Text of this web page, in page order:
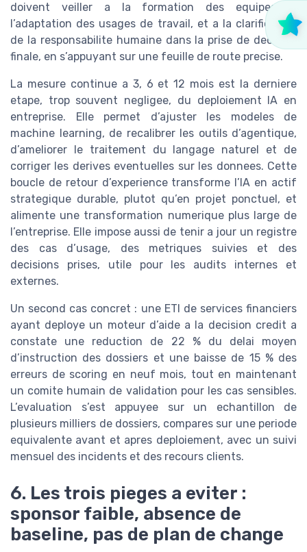
doivent veiller a la formation des equipes, a
l’adaptation des usages de travail, et a la clarification
de la responsabilite humaine dans la prise de decision
finale, en s’appuyant sur une feuille de route precise.
La mesure continue a 3, 6 et 12 mois est la derniere
etape, trop souvent negligee, du deploiement IA en
entreprise. Elle permet d’ajuster les modeles de
machine learning, de recalibrer les outils d’agentique,
d’ameliorer le traitement du langage naturel et de
corriger les derives eventuelles sur les donnees. Cette
boucle de retour d’experience transforme l’IA en actif
strategique durable, plutot qu’en projet ponctuel, et
alimente une transformation numerique plus large de
l’entreprise. Elle impose aussi de tenir a jour un registre
des cas d’usage, des metriques suivies et des
decisions prises, utile pour les audits internes et
externes.
Un second cas concret : une ETI de services financiers
ayant deploye un moteur d’aide a la decision credit a
constate une reduction de 22 % du delai moyen
d’instruction des dossiers et une baisse de 15 % des
erreurs de scoring en neuf mois, tout en maintenant
un comite humain de validation pour les cas sensibles.
L’evaluation s’est appuyee sur un echantillon de
plusieurs milliers de dossiers, compares sur une periode
equivalente avant et apres deploiement, avec un suivi
mensuel des incidents et des recours clients.
6. Les trois pieges a eviter :
sponsor faible, absence de
baseline, pas de plan de change